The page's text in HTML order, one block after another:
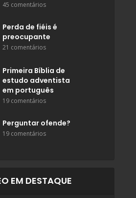
45 comentários
Perda de fiéis é
preocupante
21 comentários
Primeira Bíblia de
estudo adventista
em português
19 comentários
Perguntar ofende?
19 comentários
EM DESTAQUE